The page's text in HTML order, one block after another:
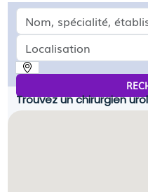
Médecin, spécialité,
Localisation
Trouvez un chirurgien